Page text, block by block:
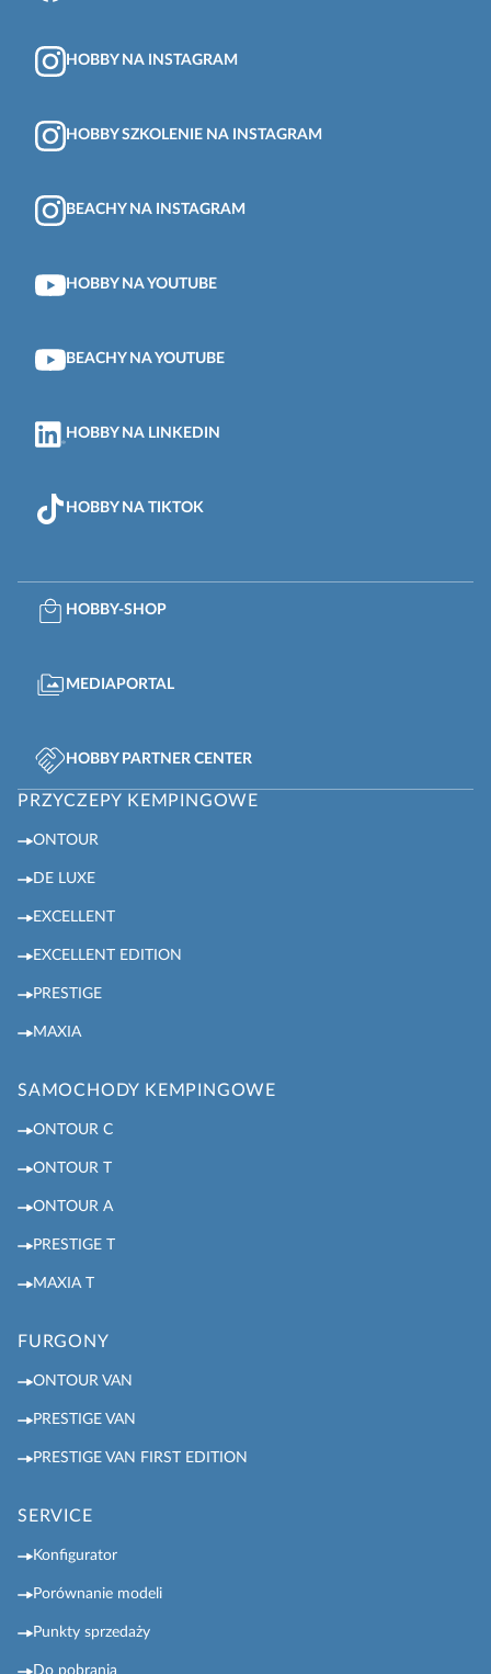
HOBBY NA INSTAGRAM
HOBBY SZKOLENIE NA INSTAGRAM
BEACHY NA INSTAGRAM
HOBBY NA YOUTUBE
BEACHY NA YOUTUBE
HOBBY NA LINKEDIN
HOBBY NA TIKTOK
HOBBY-SHOP
MEDIAPORTAL
HOBBY PARTNER CENTER
PRZYCZEPY KEMPINGOWE
ONTOUR
DE LUXE
EXCELLENT
EXCELLENT EDITION
PRESTIGE
MAXIA
SAMOCHODY KEMPINGOWE
ONTOUR C
ONTOUR T
ONTOUR A
PRESTIGE T
MAXIA T
FURGONY
ONTOUR VAN
PRESTIGE VAN
PRESTIGE VAN FIRST EDITION
SERVICE
Konfigurator
Porównanie modeli
Punkty sprzedaży
Do pobrania